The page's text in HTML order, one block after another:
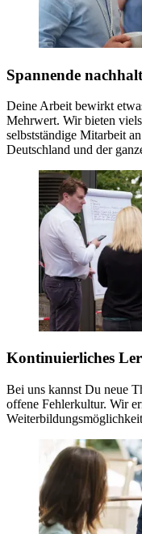
Spannende
Deine Arbeit bewirkt
Mehrwert. Wir bieten
selbstständige Mitarbeit
Deutschland und der
Kontinuierliches
Bei uns kannst Du neue
offene Fehlerkultur. Wir